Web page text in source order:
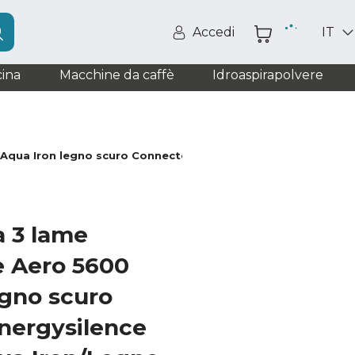
Accedi IT
Macchine da caffè Idroaspirapolvere
Iron legno scuro Connected/ Energysilence Aero
3 lame
Aero 5600
scuro